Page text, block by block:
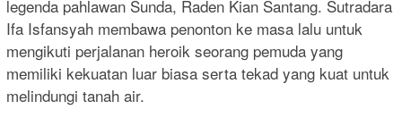
legenda pahlawan Sunda, Raden Kian Santang. Sutradara
Ifa Isfansyah membawa penonton ke masa lalu untuk
mengikuti perjalanan heroik seorang pemuda yang
memiliki kekuatan luar biasa serta tekad yang kuat untuk
melindungi tanah air.